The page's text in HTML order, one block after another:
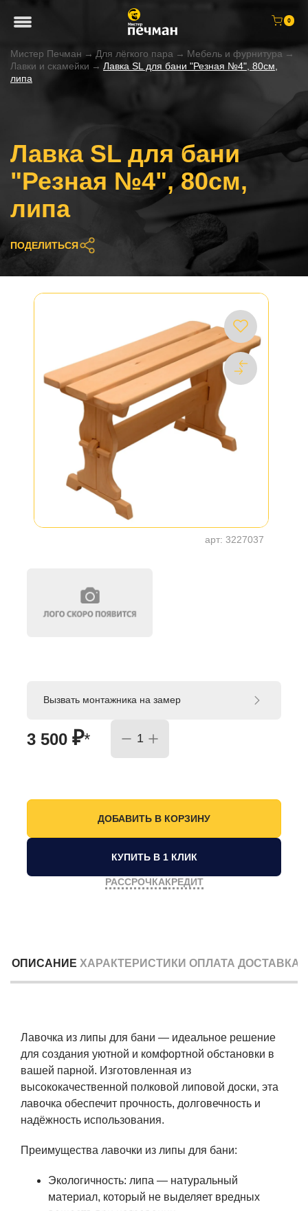
0
Мистер Печман → Для лёгкого пара → Мебель и фурнитура →
Лавки и скамейки → Лавка SL для бани "Резная №4", 80см,
липа
Лавка SL для бани
"Резная №4", 80см,
липа
ПОДЕЛИТЬСЯ
арт: 3227037
3 500 ₽*
Вызвать монтажника на замер
КУПИТЬ В 1 КЛИК
РАССРОЧКАКРЕДИТ
ОПИСАНИЕ ХАРАКТЕРИСТИКИ ОПЛАТА ДОСТАВКА
Лавочка из липы для бани — идеальное решение
для создания уютной и комфортной обстановки в
вашей парной. Изготовленная из
высококачественной полковой липовой доски, эта
лавочка обеспечит прочность, долговечность и
надёжность использования.
Преимущества лавочки из липы для бани:
Экологичность: липа — натуральный
материал, который не выделяет вредных